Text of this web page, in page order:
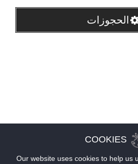
الحجوزات
COOKIES
Our website uses cookies to help us